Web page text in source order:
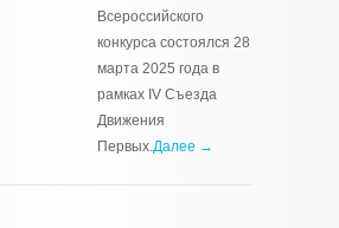
Всероссийского
конкурса состоялся 28
марта 2025 года в
рамках ІV Съезда
Движения
Первых.Далее →